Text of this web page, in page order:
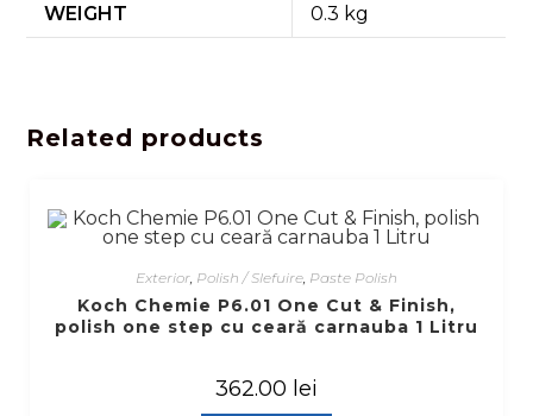
WEIGHT 0.3 kg
Related products
Exterior Polish / Slefuire Paste Polish
Koch Chemie P6.01 One Cut & Finish,
polish one step cu ceară carnauba 1 Litru
362.00 lei